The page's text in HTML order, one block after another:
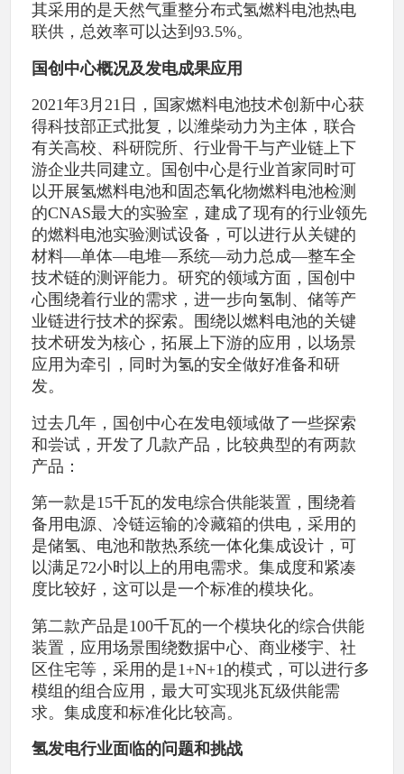
其采用的是天然气重整分布式氢燃料电池热电
联供，总效率可以达到93.5%。
国创中心概况及发电成果应用
2021年3月21日，国家燃料电池技术创新中心获
得科技部正式批复，以潍柴动力为主体，联合
有关高校、科研院所、行业骨干与产业链上下
游企业共同建立。国创中心是行业首家同时可
以开展氢燃料电池和固态氧化物燃料电池检测
的CNAS最大的实验室，建成了现有的行业领先
的燃料电池实验测试设备，可以进行从关键的
材料—单体—电堆—系统—动力总成—整车全
技术链的测评能力。研究的领域方面，国创中
心围绕着行业的需求，进一步向氢制、储等产
业链进行技术的探索。围绕以燃料电池的关键
技术研发为核心，拓展上下游的应用，以场景
应用为牵引，同时为氢的安全做好准备和研
发。
过去几年，国创中心在发电领域做了一些探索
和尝试，开发了几款产品，比较典型的有两款
产品：
第一款是15千瓦的发电综合供能装置，围绕着
备用电源、冷链运输的冷藏箱的供电，采用的
是储氢、电池和散热系统一体化集成设计，可
以满足72小时以上的用电需求。集成度和紧凑
度比较好，这可以是一个标准的模块化。
第二款产品是100千瓦的一个模块化的综合供能
装置，应用场景围绕数据中心、商业楼宇、社
区住宅等，采用的是1+N+1的模式，可以进行多
模组的组合应用，最大可实现兆瓦级供能需
求。集成度和标准化比较高。
氢发电行业面临的问题和挑战